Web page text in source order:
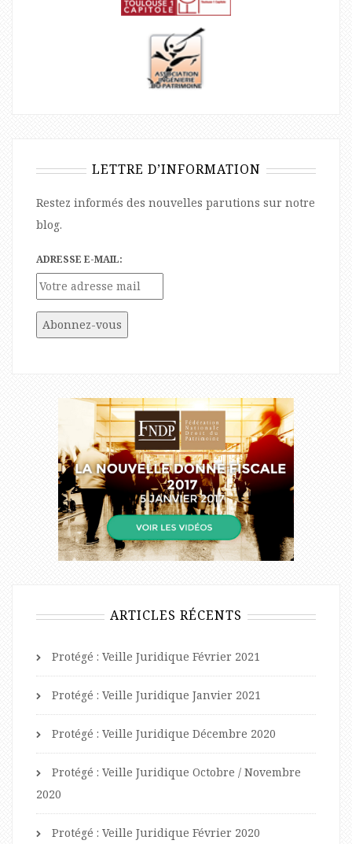
LETTRE D’INFORMATION
Restez informés des nouvelles parutions sur notre
blog.
ADRESSE E-MAIL:
ARTICLES RÉCENTS
Protégé : Veille Juridique Février 2021
Protégé : Veille Juridique Janvier 2021
Protégé : Veille Juridique Décembre 2020
Protégé : Veille Juridique Octobre / Novembre
2020
Protégé : Veille Juridique Février 2020